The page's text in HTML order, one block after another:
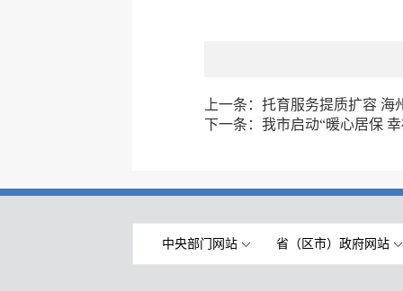
上一条： 托育服务提质扩容 海
下一条： 我市启动“暖心居保
中央部门网站 省（区市）政府网站